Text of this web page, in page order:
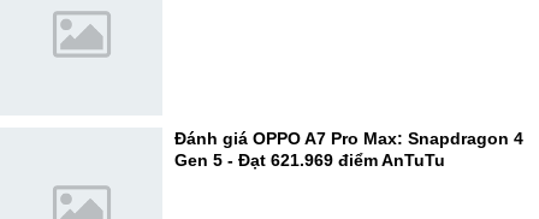
Đánh giá OPPO A7 Pro Max: Snapdragon 4
Gen 5 - Đạt 621.969 điểm AnTuTu